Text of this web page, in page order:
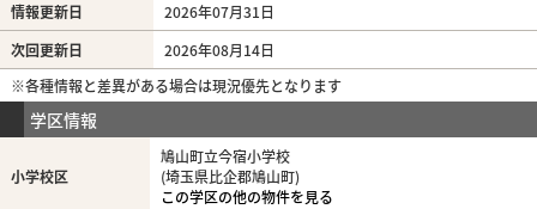
情報更新日
2026年07月31日
次回更新日
2026年08月14日
※各種情報と差異がある場合は現況優先となります
学区情報
小学校区
鳩山町立今宿小学校
(埼玉県比企郡鳩山町)
この学区の他の物件を見る